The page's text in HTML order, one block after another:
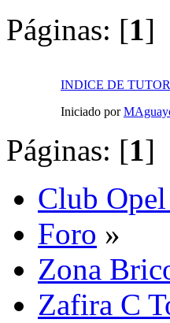
Páginas: [1]
INDICE DE
Iniciado por
Páginas: [1]
Club
Foro »
Zona
Zafira C